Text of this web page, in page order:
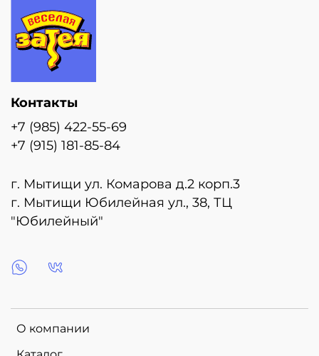
О компании
Контакты
+7 (985) 422-55-69
+7 (915) 181-85-84
г. Мытищи ул. Комарова д.2 корп.3
г. Мытищи Юбилейная ул., 38, ТЦ
"Юбилейный"